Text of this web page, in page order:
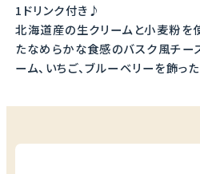
1ドリンク付き♪
北海道産の生クリームと小麦粉を
たなめらかな食感のバスク風チー
ーム、いちご、ブルーベリーを飾っ